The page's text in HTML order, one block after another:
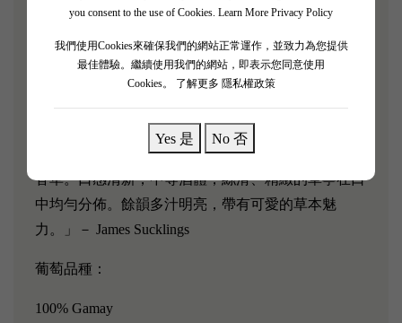
you consent to the use of Cookies. Learn More Privacy Policy
我們使用Cookies來確保我們的網站正常運作，並致力為您提供
最佳體驗。繼續使用我們的網站，即表示您同意使用
Cookies。
了解更多 隱私權政策
Yes 是 No 否
為他是在「法國自然酒之父」Jules Chauve的教導下
學習釀酒的，也是最早投入自然酒運動的四個人之一
。 1980年，Forllard從父親繼承酒莊，與妻子Agnes一
同經營，他們的成功鼓舞了其他產區的酒農，葡萄酒
「活潑的野草莓和覆盆子，配以白胡椒、龍舌蘭和乾
香草。口感清新，中等酒體，絲滑、精緻的單寧在口
中均勻分佈。餘韻多汁明亮，帶有可愛的草本魅
力。」－ James Sucklings
葡萄品種：
100% Gamay